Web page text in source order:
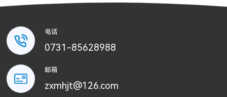
电话
0731-85628988
邮箱
zxmhjt@126.com